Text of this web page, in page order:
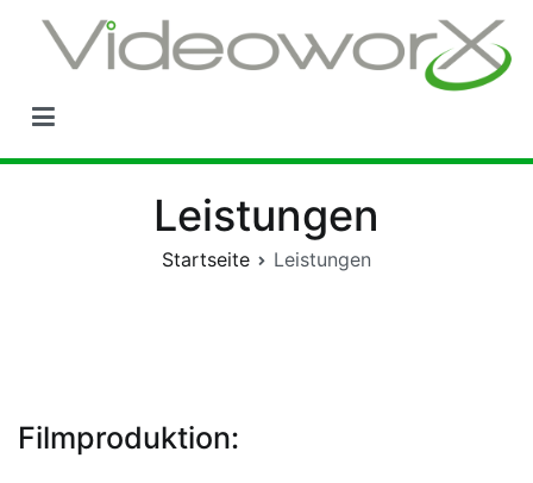
Leistungen
Startseite Leistungen
Filmproduktion: